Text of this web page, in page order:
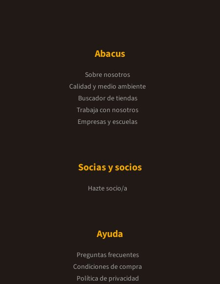
Abacus
Sobre nosotros
Calidad y medio ambiente
Buscador de tiendas
Trabaja con nosotros
Empresas y escuelas
Socias y socios
Hazte socio/a
Ayuda
Preguntas frecuentes
Condiciones de compra
Política de privacidad